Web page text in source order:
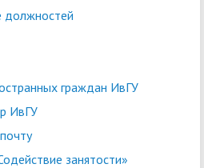
должностей
граждан ИвГУ
ИвГУ
занятости»